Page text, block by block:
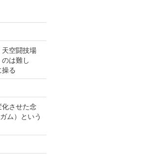
空闘技場
は難し
る
させた念
ム）という